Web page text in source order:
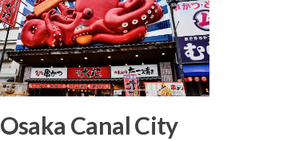
Osaka Canal City